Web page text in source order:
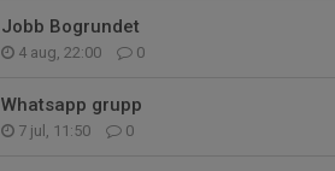
Jobb Bogrundet
4 aug, 22:00 0
Whatsapp grupp
7 jul, 11:50 0